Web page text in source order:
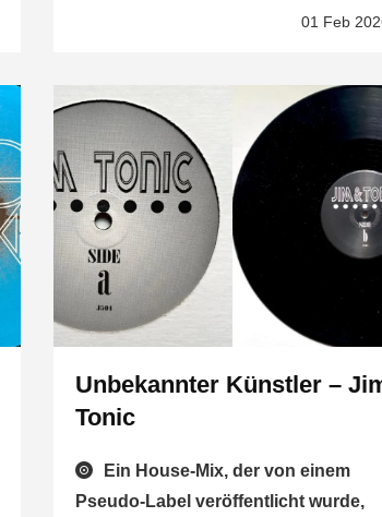
01 Feb
Unbekannter Künstler –
Tonic
Ein House-Mix, der von einem
Pseudo-Label veröffentlicht wurde,